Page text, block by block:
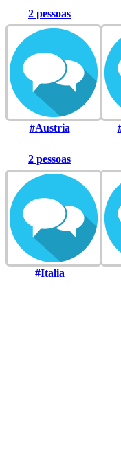
2 pessoas
#Austria
2 pessoas
#Italia